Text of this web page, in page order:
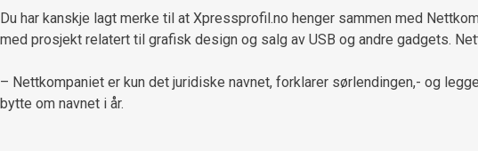
Du har kanskje lagt merke til at Xpressprofil.no henger sammen med
med prosjekt relatert til grafisk design og salg av USB og andre gadgets.
– Nettkompaniet er kun det juridiske navnet, forklarer sørlendingen,- og
bytte om navnet i år.